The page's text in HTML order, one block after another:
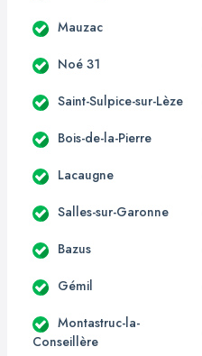
Mauzac
Noé 31
Saint-Sulpice-sur-Lèze
Bois-de-la-Pierre
Lacaugne
Salles-sur-Garonne
Bazus
Gémil
Montastruc-la-
Conseillère